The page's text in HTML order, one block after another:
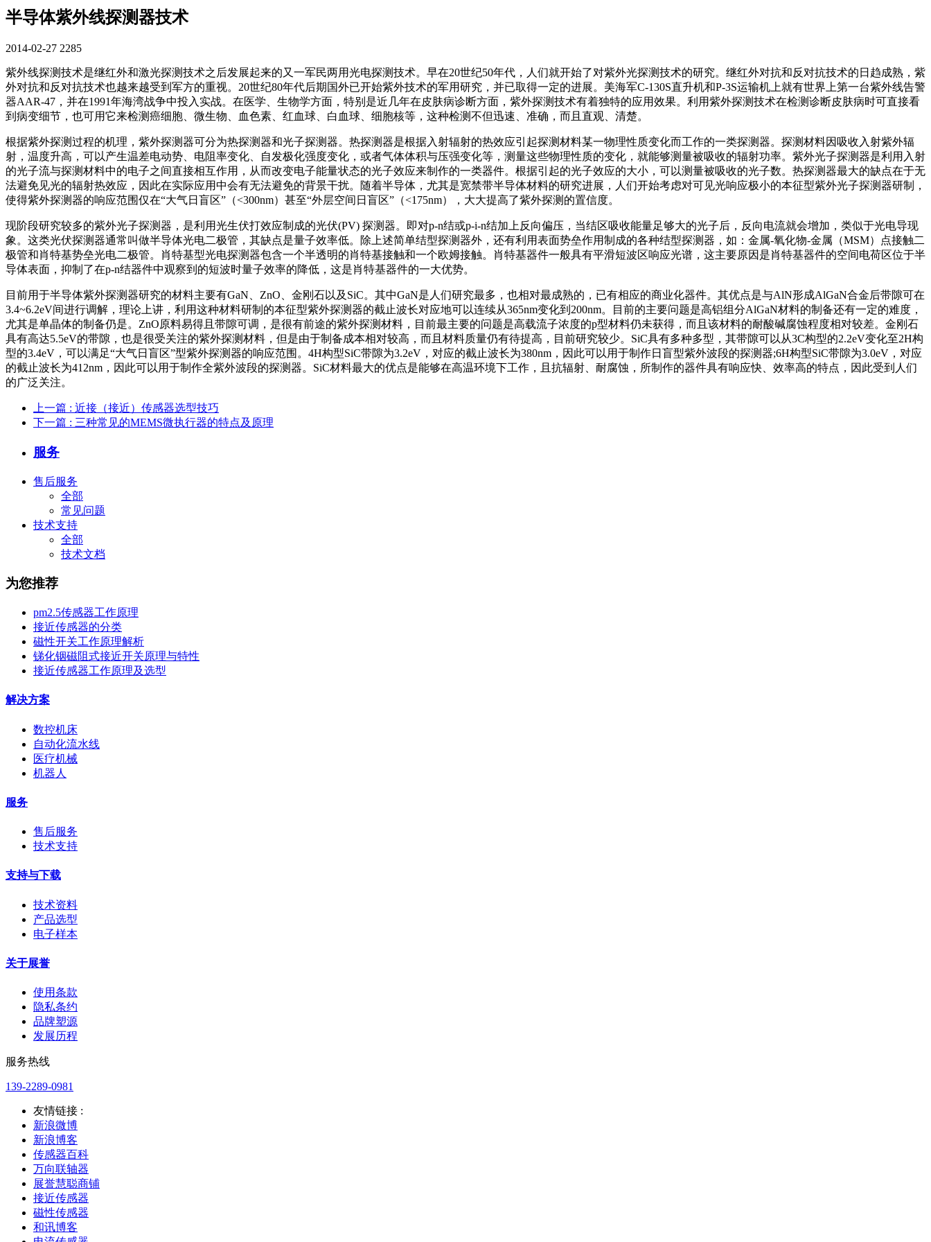
半导体紫外线探测器技术
2014-02-27 2285
紫外线探测技术是继红外和激光探测技术之后发展起来的又一军民两用光电探测技术。早在20世纪50年代，人们就开始了对紫外光探测技术的研究。继红外对抗和反对抗技术的日趋成熟，紫
外对抗和反对抗技术也越来越受到军方的重视。20世纪80年代后期国外已开始紫外技术的军用研究，并已取得一定的进展。美海军C-130S直升机和P-3S运输机上就有世界上第一台紫外线告警
器AAR-47，并在1991年海湾战争中投入实战。在医学、生物学方面，特别是近几年在皮肤病诊断方面，紫外探测技术有着独特的应用效果。利用紫外探测技术在检测诊断皮肤病时可直接看
到病变细节，也可用它来检测癌细胞、微生物、血色素、红血球、白血球、细胞核等，这种检测不但迅速、准确，而且直观、清楚。
根据紫外探测过程的机理，紫外探测器可分为热探测器和光子探测器。热探测器是根据入射辐射的热效应引起探测材料某一物理性质变化而工作的一类探测器。探测材料因吸收入射紫外辐
射，温度升高，可以产生温差电动势、电阻率变化、自发极化强度变化，或者气体体积与压强变化等，测量这些物理性质的变化，就能够测量被吸收的辐射功率。紫外光子探测器是利用入射
的光子流与探测材料中的电子之间直接相互作用，从而改变电子能量状态的光子效应来制作的一类器件。根据引起的光子效应的大小，可以测量被吸收的光子数。热探测器最大的缺点在于无
法避免见光的辐射热效应，因此在实际应用中会有无法避免的背景干扰。随着半导体，尤其是宽禁带半导体材料的研究进展，人们开始考虑对可见光响应极小的本征型紫外光子探测器研制，
使得紫外探测器的响应范围仅在“大气日盲区”（<300nm）甚至“外层空间日盲区”（<175nm），大大提高了紫外探测的置信度。
现阶段研究较多的紫外光子探测器，是利用光生伏打效应制成的光伏(PV) 探测器。即对p-n结或p-i-n结加上反向偏压，当结区吸收能量足够大的光子后，反向电流就会增加，类似于光电导现
象。这类光伏探测器通常叫做半导体光电二极管，其缺点是量子效率低。除上述简单结型探测器外，还有利用表面势垒作用制成的各种结型探测器，如：金属-氧化物-金属（MSM）点接触二
极管和肖特基势垒光电二极管。肖特基型光电探测器包含一个半透明的肖特基接触和一个欧姆接触。肖特基器件一般具有平滑短波区响应光谱，这主要原因是肖特基器件的空间电荷区位于半
导体表面，抑制了在p-n结器件中观察到的短波时量子效率的降低，这是肖特基器件的一大优势。
目前用于半导体紫外探测器研究的材料主要有GaN、ZnO、金刚石以及SiC。其中GaN是人们研究最多，也相对最成熟的，已有相应的商业化器件。其优点是与AlN形成AlGaN合金后带隙可在
3.4~6.2eV间进行调解，理论上讲，利用这种材料研制的本征型紫外探测器的截止波长对应地可以连续从365nm变化到200nm。目前的主要问题是高铝组分AlGaN材料的制备还有一定的难度，
尤其是单晶体的制备仍是。ZnO原料易得且带隙可调，是很有前途的紫外探测材料，目前最主要的问题是高载流子浓度的p型材料仍未获得，而且该材料的耐酸碱腐蚀程度相对较差。金刚石
具有高达5.5eV的带隙，也是很受关注的紫外探测材料，但是由于制备成本相对较高，而且材料质量仍有待提高，目前研究较少。SiC具有多种多型，其带隙可以从3C构型的2.2eV变化至2H构
型的3.4eV，可以满足“大气日盲区”型紫外探测器的响应范围。4H构型SiC带隙为3.2eV，对应的截止波长为380nm，因此可以用于制作日盲型紫外波段的探测器;6H构型SiC带隙为3.0eV，对应
的截止波长为412nm，因此可以用于制作全紫外波段的探测器。SiC材料最大的优点是能够在高温环境下工作，且抗辐射、耐腐蚀，所制作的器件具有响应快、效率高的特点，因此受到人们
的广泛关注。
上一篇 : 近接（接近）传感器选型技巧
下一篇 : 三种常见的MEMS微执行器的特点及原理
服务
售后服务
全部
常见问题
技术支持
全部
技术文档
为您推荐
pm2.5传感器工作原理
接近传感器的分类
磁性开关工作原理解析
锑化铟磁阻式接近开关原理与特性
接近传感器工作原理及选型
解决方案
数控机床
自动化流水线
医疗机械
机器人
服务
售后服务
技术支持
支持与下载
技术资料
产品选型
电子样本
关于展誉
使用条款
隐私条约
品牌塑源
发展历程
服务热线
139-2289-0981
友情链接 :
新浪微博
新浪博客
传感器百科
万向联轴器
展誉慧聪商铺
接近传感器
磁性传感器
和讯博客